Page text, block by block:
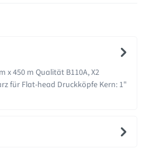
x 450 m Qualität B110A, X2
für Flat-head Druckköpfe Kern: 1"